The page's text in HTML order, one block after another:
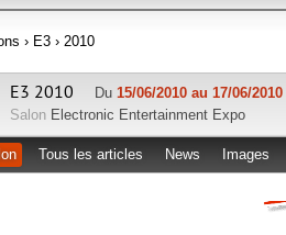
› E3 › 2010
E3 2010 Du 15/06/2010 au 17/06/2010
Salon Electronic Entertainment Expo
Tous les articles News Images